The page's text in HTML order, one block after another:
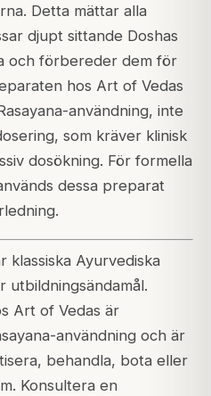
Detta mättar alla
djupt sittande Doshas
och förbereder dem för
hos Art of Vedas
användning, inte
som kräver klinisk
dosökning. För formella
dessa preparat
klassiska Ayurvediska
utbildningsändamål.
Art of Vedas är
användning och är
behandla, bota eller
Konsultera en